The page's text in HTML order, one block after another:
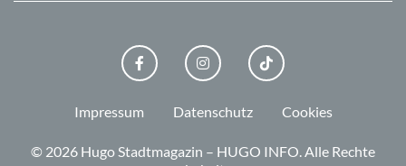
FACEBOOKINSTAGRAMTIKTOK
Impressum Datenschutz Cookies
© 2026 Hugo Stadtmagazin – HUGO INFO.Alle Rechte